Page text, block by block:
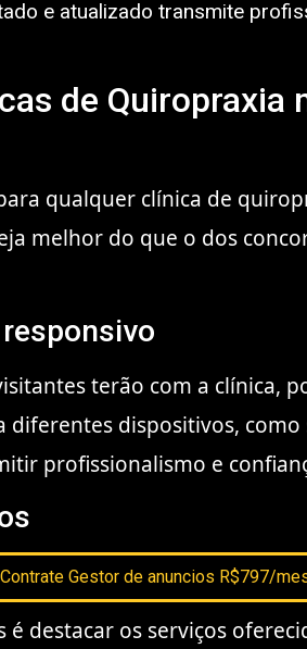
e atualizado transmite
de Quiropraxia
qualquer clínica de
melhor do que o dos
terão com a clínica,
dispositivos,
profissionalismo e
Contrate Gestor de anuncios R$797/
destacar os serviços